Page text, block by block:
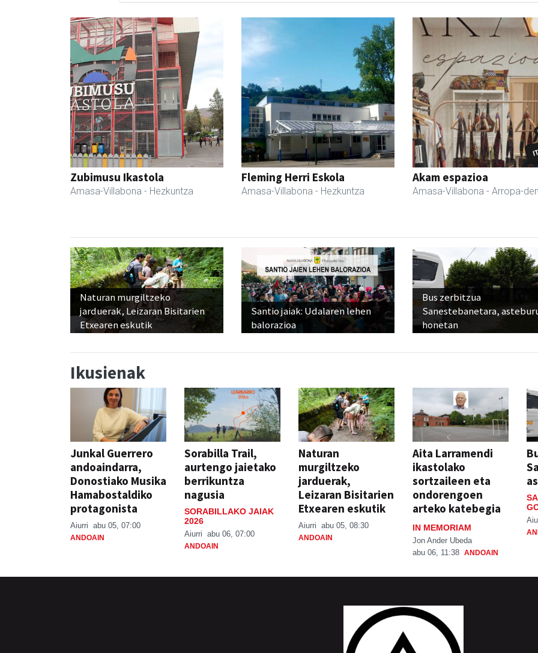
Zubimusu Ikastola
Amasa-Villabona - Hezkuntza
Fleming Herri Eskola
Amasa-Villabona - Hezkuntza
Akam espazioa
Amasa-Villabona - Arropa-
Naturan murgiltzeko
jarduerak, Leizaran Bisitarien
Etxearen eskutik
Santio jaiak: Udalaren lehen
balorazioa
Bus zerbitzua
Sanestebanetara,
honetan
Ikusienak
Junkal Guerrero
andoaindarra,
Donostiako Musika
Hamabostaldiko
protagonista
Aiurri abu 05, 07:00
ANDOAIN
Sorabilla Trail,
aurtengo jaietako
berrikuntza
nagusia
SORABILLAKO JAIAK
2026
Aiurri abu 06, 07:00
ANDOAIN
Naturan
murgiltzeko
jarduerak,
Leizaran Bisitarien
Etxearen eskutik
Aiurri abu 05, 08:30
ANDOAIN
Aita Larramendi
ikastolako
sortzaileen eta
ondorengoen
arteko katebegia
IN MEMORIAM
Jon Ander Ubeda
abu 06, 11:38 ANDOAIN